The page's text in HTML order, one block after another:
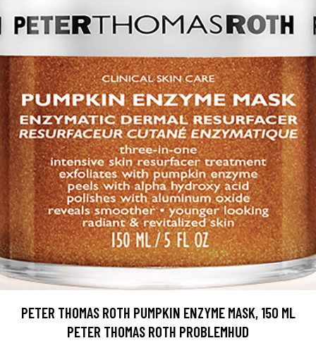
PETER THOMAS ROTH PUMPKIN ENZYME MASK, 150 ML
PETER THOMAS ROTH PROBLEMHUD